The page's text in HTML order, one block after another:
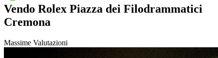
Vendo Rolex Piazza dei Filodrammatici
Cremona
Massime Valutazioni